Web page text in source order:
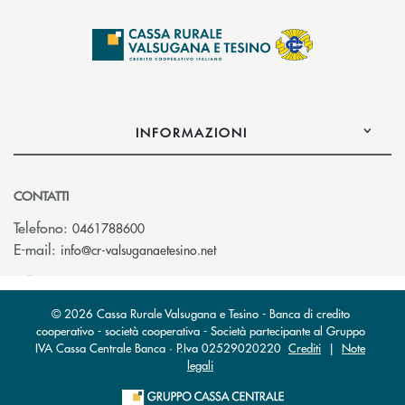
INFORMAZIONI
CONTATTI
Telefono: 0461788600
E-mail: info@cr-valsuganaetesino.net(si apre l’app di posta
© 2026 Cassa Rurale Valsugana e Tesino - Banca di credito
cooperativo - società cooperativa - Società partecipante al Gruppo
IVA Cassa Centrale Banca · P.Iva 02529020220 Crediti | Note
legali